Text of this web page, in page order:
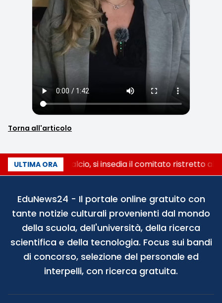
Torna all'articolo
ULTIMA ORA
Riforma del calcio, si insedia il comitato ristretto al
EduNews24 - Il portale online gratuito con
tante notizie culturali provenienti dal mondo
della scuola, dell'università, della ricerca
scientifica e della tecnologia. Focus sui bandi
di concorso, selezione del personale ed
interpelli, con ricerca gratuita.